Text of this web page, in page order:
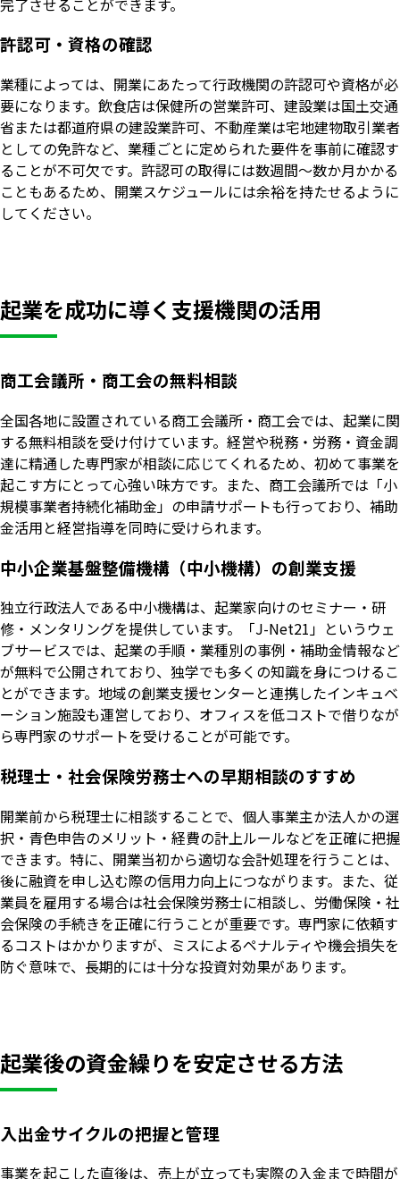
許認可・資格の確認
業種によっては、開業にあたって行政機関の許認可や資格が必
要になります。飲食店は保健所の営業許可、建設業は国土交通
省または都道府県の建設業許可、不動産業は宅地建物取引業者
としての免許など、業種ごとに定められた要件を事前に確認す
ることが不可欠です。許認可の取得には数週間〜数か月かかる
こともあるため、開業スケジュールには余裕を持たせるように
してください。
起業を成功に導く支援機関の活用
商工会議所・商工会の無料相談
全国各地に設置されている商工会議所・商工会では、起業に関
する無料相談を受け付けています。経営や税務・労務・資金調
達に精通した専門家が相談に応じてくれるため、初めて事業を
起こす方にとって心強い味方です。また、商工会議所では「小
規模事業者持続化補助金」の申請サポートも行っており、補助
金活用と経営指導を同時に受けられます。
中小企業基盤整備機構（中小機構）の創業支援
独立行政法人である中小機構は、起業家向けのセミナー・研
修・メンタリングを提供しています。「J-Net21」というウェ
ブサービスでは、起業の手順・業種別の事例・補助金情報など
が無料で公開されており、独学でも多くの知識を身につけるこ
とができます。地域の創業支援センターと連携したインキュベ
ーション施設も運営しており、オフィスを低コストで借りなが
ら専門家のサポートを受けることが可能です。
税理士・社会保険労務士への早期相談のすすめ
開業前から税理士に相談することで、個人事業主か法人かの選
択・青色申告のメリット・経費の計上ルールなどを正確に把握
できます。特に、開業当初から適切な会計処理を行うことは、
後に融資を申し込む際の信用力向上につながります。また、従
業員を雇用する場合は社会保険労務士に相談し、労働保険・社
会保険の手続きを正確に行うことが重要です。専門家に依頼す
るコストはかかりますが、ミスによるペナルティや機会損失を
防ぐ意味で、長期的には十分な投資対効果があります。
起業後の資金繰りを安定させる方法
入出金サイクルの把握と管理
事業を起こした直後は、売上が立っても実際の入金まで時間が